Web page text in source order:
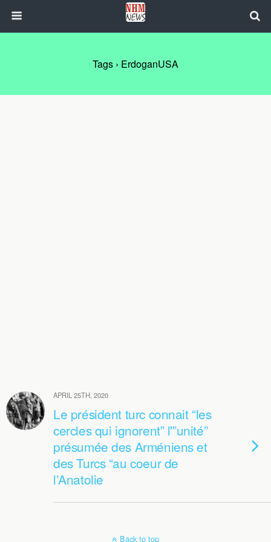
Tags › ErdoganUSA
APRIL 25TH, 2020
Le président turc connait “les
cercles qui ignorent” l'”unité”
présumée des Arméniens et
des Turcs “au coeur de
l’Anatolie
Back to top